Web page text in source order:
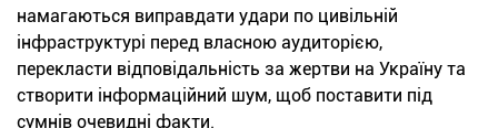
намагаються виправдати удари по цивільній
інфраструктурі перед власною аудиторією,
перекласти відповідальність за жертви на Україну та
створити інформаційний шум, щоб поставити під
сумнів очевидні факти.